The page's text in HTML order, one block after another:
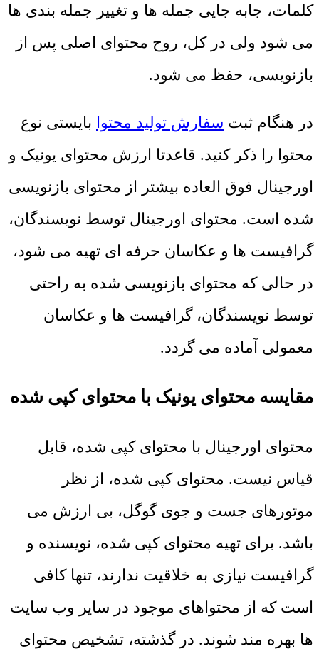
کلمات، جابه جایی جمله ها و تغییر جمله بندی ها
می شود ولی در کل، روح محتوای اصلی پس از
بازنویسی، حفظ می شود.
در هنگام ثبت سفارش تولید محتوا بایستی نوع
محتوا را ذکر کنید. قاعدتا ارزش محتوای یونیک و
اورجینال فوق العاده بیشتر از محتوای بازنویسی
شده است. محتوای اورجینال توسط نویسندگان،
گرافیست ها و عکاسان حرفه ای تهیه می شود،
در حالی که محتوای بازنویسی شده به راحتی
توسط نویسندگان، گرافیست ها و عکاسان
معمولی آماده می گردد.
مقایسه محتوای یونیک با محتوای کپی شده
محتوای اورجینال با محتوای کپی شده، قابل
قیاس نیست. محتوای کپی شده، از نظر
موتورهای جست و جوی گوگل، بی ارزش می
باشد. برای تهیه محتوای کپی شده، نویسنده و
گرافیست نیازی به خلاقیت ندارند، تنها کافی
است که از محتواهای موجود در سایر وب سایت
ها بهره مند شوند. در گذشته، تشخیص محتوای